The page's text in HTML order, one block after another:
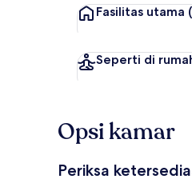
Fasilitas utama
Seperti di
Opsi kamar
Periksa